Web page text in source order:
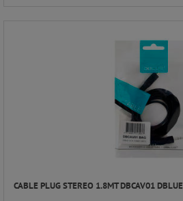
CABLE PLUG STEREO 1.8MT DBCAV01 DBLUE